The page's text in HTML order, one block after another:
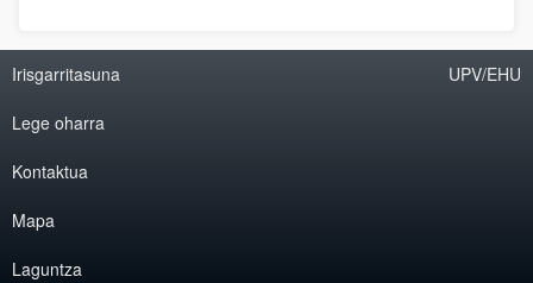
Irisgarritasuna
Lege oharra
Kontaktua
Mapa
Laguntza
UPV/EHU